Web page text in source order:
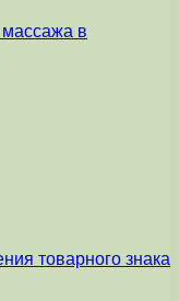
массажа в
товарного знака